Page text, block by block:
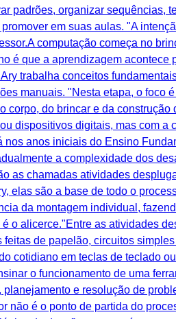
padrões, organizar sequências,
em suas aulas. "A
computação começa no
é que a aprendizagem acontece
trabalha conceitos
manuais. "Nesta etapa, o foco
do brincar e da construção
dispositivos digitais, mas com a
anos iniciais do Ensino
a complexidade dos
as chamadas atividades
elas são a base de todo o
da montagem individual,
o alicerce."Entre as atividades
de papelão, circuitos
cotidiano em teclas de teclado
o funcionamento de uma
e resolução de
não é o ponto de partida do